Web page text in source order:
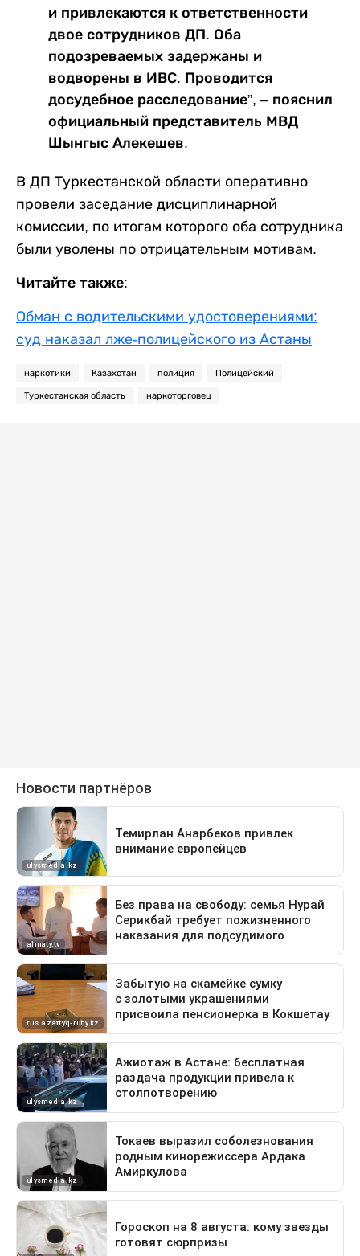
и привлекаются к ответственности
двое сотрудников ДП. Оба
подозреваемых задержаны и
водворены в ИВС. Проводится
досудебное расследование”, – пояснил
официальный представитель МВД
Шынгыс Алекешев.
В ДП Туркестанской области оперативно
провели заседание дисциплинарной
комиссии, по итогам которого оба сотрудника
были уволены по отрицательным мотивам.
Читайте также:
Обман с водительскими удостоверениями:
суд наказал лже-полицейского из Астаны
наркотики Казахстан полиция Полицейский
Туркестанская область наркоторговец